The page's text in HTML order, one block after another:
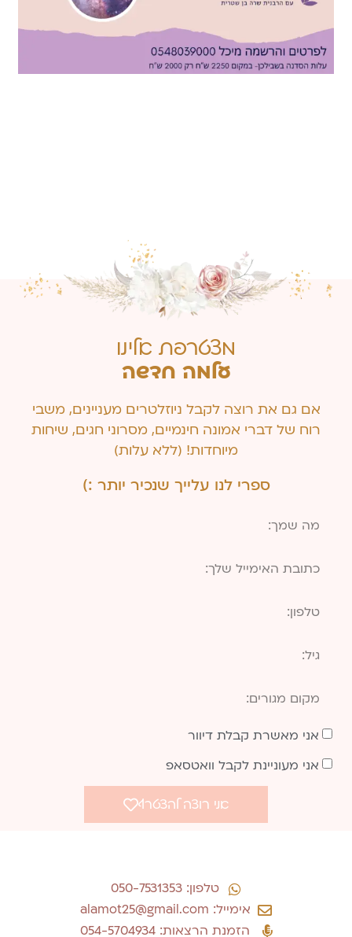
מצטרפת אלינו
עלמה חדשה
אם גם את רוצה לקבל ניוזלטרים מעניינים, משבי
רוח של דברי אמונה חינמיים, מסרוני חגים, שיחות
מיוחדות! (ללא עלות)
ספרי לנו עלייך שנכיר יותר :)
אני מאשרת קבלת דיוור
אני מעוניינת לקבל וואטסאפ
אני רוצה להצטרף
טלפון: 050-7531353
אימייל: alamot25@gmail.com
הזמנת הרצאות: 054-5704934